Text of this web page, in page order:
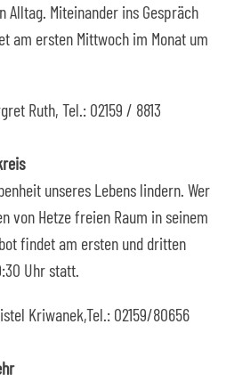
Miteinander ins Gespräch
am ersten Mittwoch im Monat um
Ruth, Tel.: 02159 / 8813
unseres Lebens lindern. Wer
von Hetze freien Raum in seinem
findet am ersten und dritten
Uhr statt.
Kriwanek,Tel.: 02159/80656